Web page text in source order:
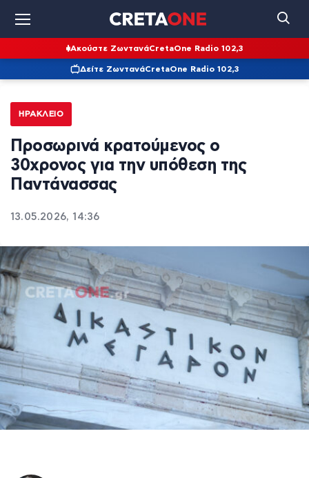
Ακούστε ΖωντανάCretaOne Radio 102,3
Δείτε ΖωντανάCretaOne Radio 102,3
ΗΡΆΚΛΕΙΟ
Προσωρινά κρατούμενος ο
30χρονος για την υπόθεση της
Παντάνασσας
13.05.2026, 14:36